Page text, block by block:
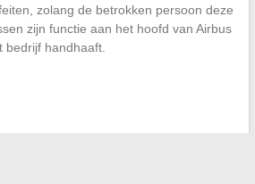
zolang de betrokken persoon deze
zijn functie aan het hoofd van Airbus
bedrijf handhaaft.